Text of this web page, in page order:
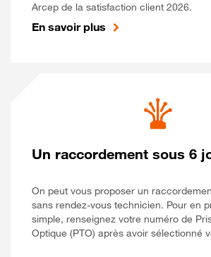
Arcep de la satisfaction client 2026.
En savoir plus
Un raccordement sous 6
On peut vous proposer un
sans rendez-vous technicien. Pour en
simple, renseignez votre numéro de
Optique (PTO) après avoir sélectionné